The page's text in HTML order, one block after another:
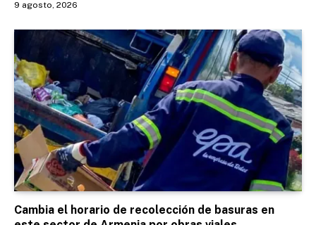
9 agosto, 2026
Cambia el horario de recolección de basuras en